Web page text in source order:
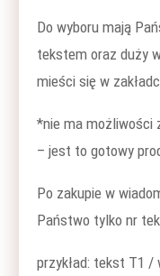
Do wyboru mają
tekstem oraz duży
mieści się w
*nie ma możliwości
– jest to gotowy
Po zakupie w
Państwo tylko nr
przykład: tekst T1 /